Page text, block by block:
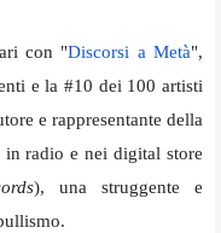
con "Discorsi a Metà",
e la #10 dei 100 artisti
e rappresentante della
in radio e nei digital store
), una struggente e